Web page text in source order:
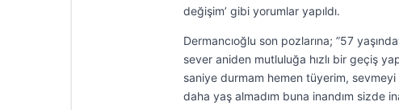
değişim’ gibi yorumlar yapıldı.
Dermancıoğlu son pozlarına; ”57
sever aniden mutluluğa hızlı bir geçiş
saniye durmam hemen tüyerim,
daha yaş almadım buna inandım sizde